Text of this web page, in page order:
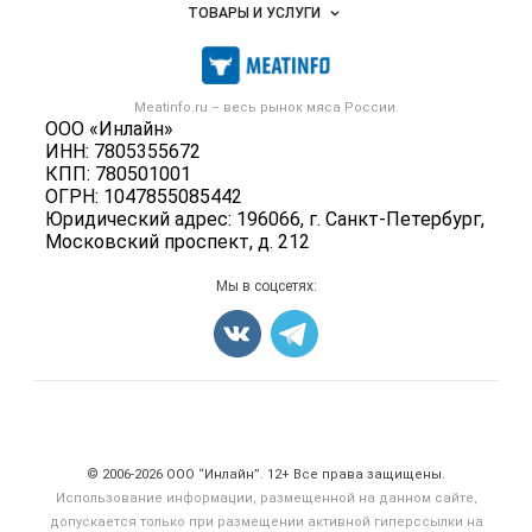
Meatinfo.ru – весь рынок мяса России.
ООО «Инлайн»
ИНН: 7805355672
КПП: 780501001
ОГРН: 1047855085442
Юридический адрес: 196066, г. Санкт-Петербург,
Московский проспект, д. 212
Размещение рекламы
Публичная оферта
Контактная информация
Политика обработки персональных данных
Объявления
Новости рынка
Мониторинг
Вакансии
ТОВАРЫ И УСЛУГИ
Мясо, мясопродукты
Скот в живом весе
Колбасы, сосиски, деликатесы
Мясные полуфабрикаты
Мясные снеки
Яйца
Карта объявлений
Мы в соцсетях:
© 2006‑2026 ООО “Инлайн”. 12+ Все права защищены.
Использование информации, размещенной на данном сайте,
допускается только при размещении активной гиперссылки на